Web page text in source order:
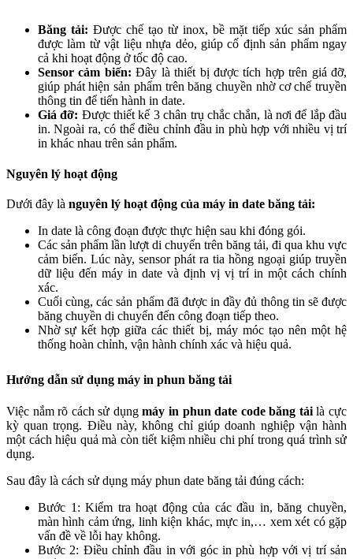
Băng tải: Được chế tạo từ inox, bề mặt tiếp xúc sản phẩm
được làm từ vật liệu nhựa dẻo, giúp cố định sản phẩm ngay
cả khi hoạt động ở tốc độ cao.
Sensor cảm biến: Đây là thiết bị được tích hợp trên giá đỡ,
giúp phát hiện sản phẩm trên băng chuyền nhờ cơ chế truyền
thông tin để tiến hành in date.
Giá đỡ: Được thiết kế 3 chân trụ chắc chắn, là nơi để lắp đầu
in. Ngoài ra, có thể điều chỉnh đầu in phù hợp với nhiều vị trí
in khác nhau trên sản phẩm.
Nguyên lý hoạt động
Dưới đây là nguyên lý hoạt động của máy in date băng tải:
In date là công đoạn được thực hiện sau khi đóng gói.
Các sản phẩm lần lượt di chuyển trên băng tải, đi qua khu vực
cảm biến. Lúc này, sensor phát ra tia hồng ngoại giúp truyền
dữ liệu đến máy in date và định vị vị trí in một cách chính
xác.
Cuối cùng, các sản phẩm đã được in đầy đủ thông tin sẽ được
băng chuyền di chuyển đến công đoạn tiếp theo.
Nhờ sự kết hợp giữa các thiết bị, máy móc tạo nên một hệ
thống hoàn chỉnh, vận hành chính xác và hiệu quả.
Hướng dẫn sử dụng máy in phun băng tải
Việc nắm rõ cách sử dụngmáy in phun date code băng tảilà cực
kỳ quan trọng. Điều này, không chỉ giúp doanh nghiệp vận hành
một cách hiệu quả mà còn tiết kiệm nhiều chi phí trong quá trình sử
dụng.
Sau đây là cách sử dụng máy phun date băng tải đúng cách:
Bước 1: Kiểm tra hoạt động của các đầu in, băng chuyền,
màn hình cảm ứng, linh kiện khác, mực in,… xem xét có gặp
vấn đề về lỗi hay không.
Bước 2: Điều chỉnh đầu in với góc in phù hợp với vị trí sản